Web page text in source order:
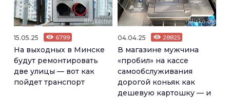
15.05.25 6799
На выходных в Минске
будут ремонтировать
две улицы — вот как
пойдет транспорт
04.04.25 28825
В магазине мужчина
«пробил» на кассе
самообслуживания
дорогой коньяк как
дешевую картошку — и